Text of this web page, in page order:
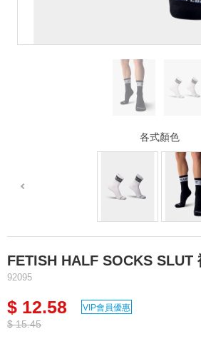
各式顏色
FETISH HALF SOCKS SLUT
92095
$ 12.58
$ 15.45
VIP會員優惠